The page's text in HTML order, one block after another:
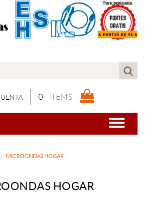
0 ITEMS
MICROONDAS HOGAR
HOGAR